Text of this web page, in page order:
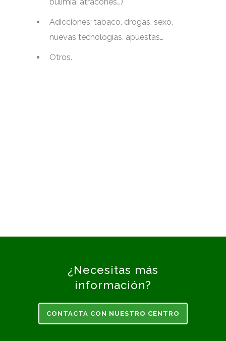
bulimia, atracones…)
Adicciones: tabaco, drogas, sexo,
nuevas tecnologías, apuestas…
Otros.
¿Necesitas más
información?
CONTACTA CON NUESTRO CENTRO